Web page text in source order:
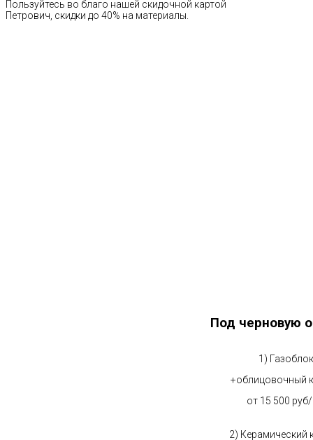
Пользуйтесь во благо нашей скидочной картой
Петрович, скидки до 40% на материалы.
Под черновую
1) Газоблок
+облицовочный
от 15 500
2) Керамический